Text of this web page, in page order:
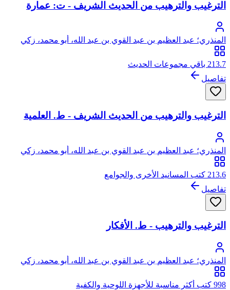
الترغيب والترهيب من الحديث الشريف - ت: عمارة
المنذري؛ عبد العظيم بن عبد القوي بن عبد الله، أبو محمد، زكي
الدين المنذري
213.7 باقي مجموعات الحديث
تفاصيل
الترغيب والترهيب من الحديث الشريف - ط. العلمية
المنذري؛ عبد العظيم بن عبد القوي بن عبد الله، أبو محمد، زكي
الدين المنذري
213.6 كتب المسانيد الأخرى والجوامع
تفاصيل
الترغيب والترهيب - ط. الأفكار
المنذري؛ عبد العظيم بن عبد القوي بن عبد الله، أبو محمد، زكي
الدين المنذري
998 كتب أكثر مناسبة للأجهزة اللوحية والكفية